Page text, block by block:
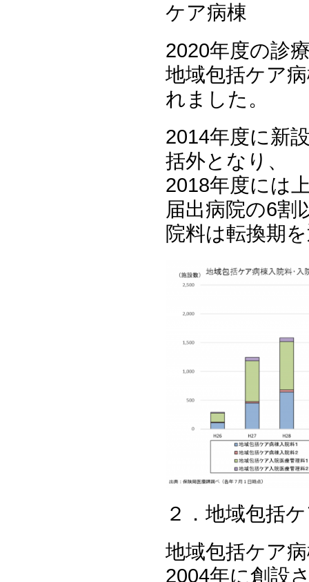
ケア病棟
2020年度の診
地域包括ケア
れました。
2014年度に新
括外となり、
2018年度には
届出病院の6割
院料は転換期
２．地域包括
地域包括ケア
2004年に創設